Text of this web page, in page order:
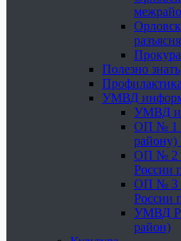
Полезно знать
УМВД
УМВД
ОП № 1
ОП № 2
России
ОП № 3
России
УМВД
район)